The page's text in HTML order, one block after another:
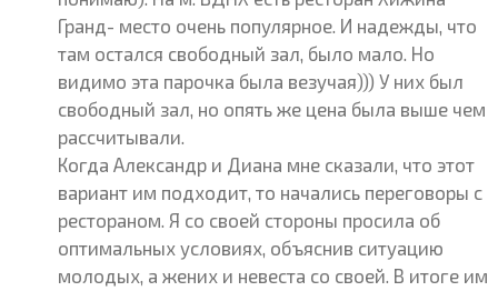
Гранд- место очень популярное. И надежды, что
там остался свободный зал, было мало. Но
видимо эта парочка была везучая))) У них был
свободный зал, но опять же цена была выше чем
рассчитывали.
Когда Александр и Диана мне сказали, что этот
вариант им подходит, то начались переговоры с
рестораном. Я со своей стороны просила об
оптимальных условиях, объяснив ситуацию
молодых, а жених и невеста со своей. В итоге им